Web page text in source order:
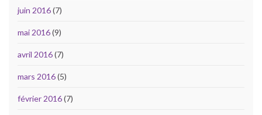
juin 2016(7)
mai 2016(9)
avril 2016(7)
mars 2016(5)
février 2016(7)